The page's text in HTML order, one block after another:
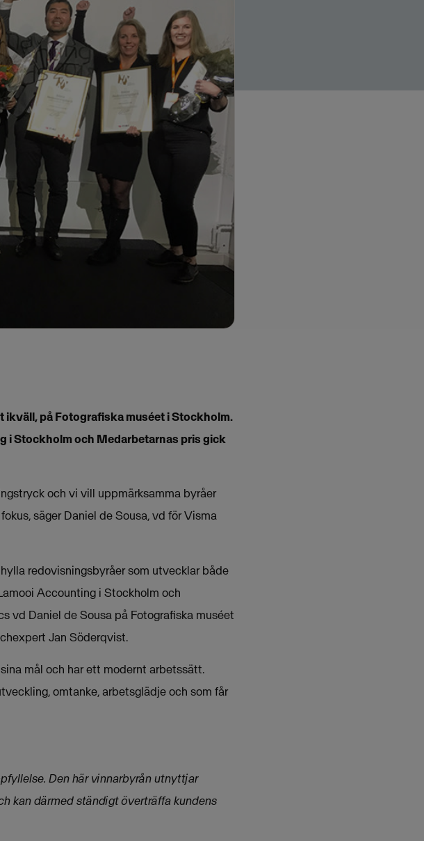
på Fotografiska muséet i Stockholm.
i Stockholm och Medarbetarnas pris gick
och vi vill uppmärksamma byråer
säger Daniel de Sousa, vd för Visma
redovisningsbyråer som utvecklar både
Accounting i Stockholm och
vd Daniel de Sousa på Fotografiska muséet
Jan Söderqvist.
mål och har ett modernt arbetssätt.
omtanke, arbetsglädje och som får
Den här vinnarbyrån utnyttjar
kan därmed ständigt överträffa kundens